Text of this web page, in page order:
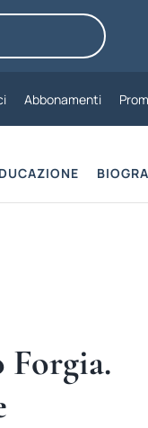
Abbonamenti
Forgia.